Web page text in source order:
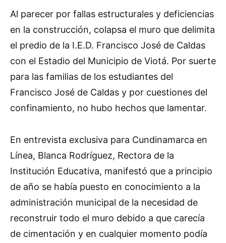
Al parecer por fallas estructurales y deficiencias
en la construcción, colapsa el muro que delimita
el predio de la I.E.D. Francisco José de Caldas
con el Estadio del Municipio de Viotá. Por suerte
para las familias de los estudiantes del
Francisco José de Caldas y por cuestiones del
confinamiento, no hubo hechos que lamentar.
En entrevista exclusiva para Cundinamarca en
Línea, Blanca Rodríguez, Rectora de la
Institución Educativa, manifestó que a principio
de año se había puesto en conocimiento a la
administración municipal de la necesidad de
reconstruir todo el muro debido a que carecía
de cimentación y en cualquier momento podía